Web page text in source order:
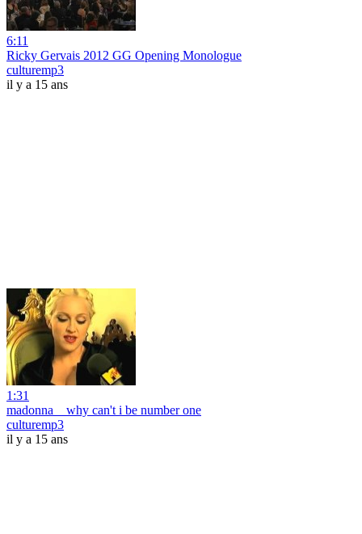
6:11
Ricky Gervais 2012 GG Opening Monologue
culturemp3
il y a 15 ans
1:31
madonna _ why can't i be number one
culturemp3
il y a 15 ans